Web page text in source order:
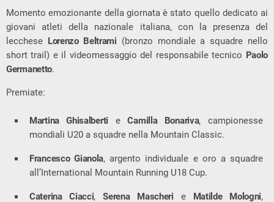
Momento emozionante della giornata è stato quello dedicato ai
giovani atleti della nazionale italiana, con la presenza del
lecchese
Lorenzo Beltrami (bronzo mondiale a squadre nello
short trail) e il videomessaggio del responsabile tecnico Paolo
Germanetto.
Premiate:
Martina Ghisalberti eCamilla Bonariva, campionesse
mondiali U20 a squadre nella Mountain Classic.
Francesco Gianola, argento individuale e oro a squadre
all’International Mountain Running U18 Cup.
Caterina Ciacci,Serena Mascheri e Matilde Mologni,